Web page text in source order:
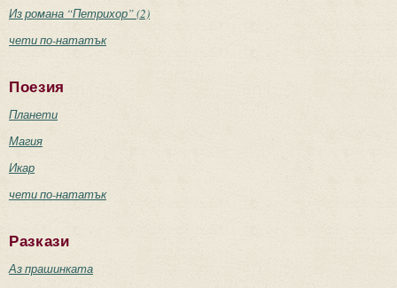
Из романа “Петрихор” (2)
чети по-нататък
Поезия
Планети
Магия
Икар
чети по-нататък
Разкази
Аз прашинката